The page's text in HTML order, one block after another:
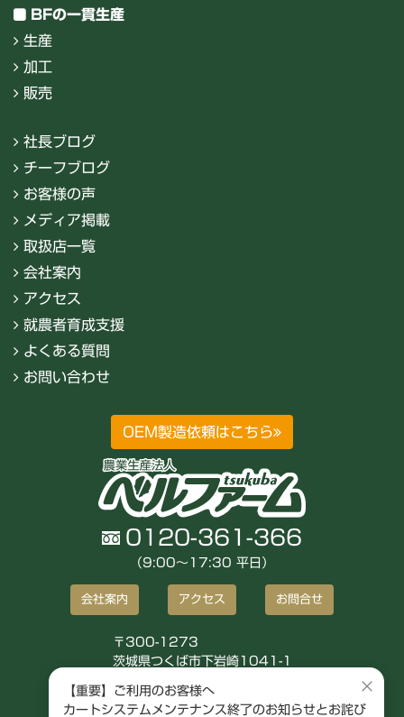
BFの一貫生産
生産
加工
販売
社長ブログ
チーフブログ
お客様の声
メディア掲載
取扱店一覧
会社案内
アクセス
就農者育成支援
よくある質問
お問い合わせ
OEM製造依頼はこちら
0120-361-366
（9:00〜17:30 平日）
会社案内 アクセス お問合せ
〒300-1273
茨城県つくば市下岩崎1041-1
【重要】ご利用のお客様へ
カートシステムメンテナンス終了のお知らせとお詫び
×